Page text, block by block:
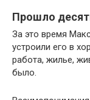
Прошло
За это время
устроили его в
работа, жилье,
было.